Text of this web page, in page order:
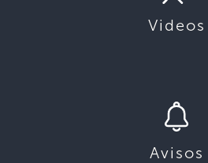
Videos
Avisos